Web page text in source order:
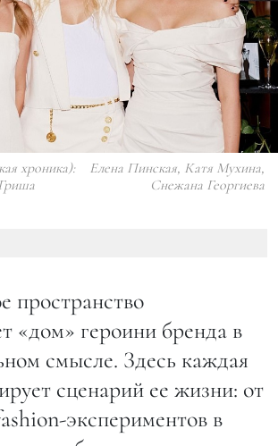
хроника):
Елена Пинская, Катя Мухина,
Снежана Георгиева
пространство
«дом» героини бренда в
смысле. Здесь каждая
сценарий ее жизни: от
экспериментов в